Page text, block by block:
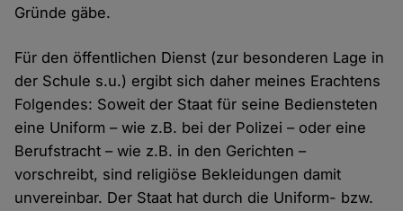
Gründe gäbe.
Für den öffentlichen Dienst (zur besonderen Lage in
der Schule s.u.) ergibt sich daher meines Erachtens
Folgendes: Soweit der Staat für seine Bediensteten
eine Uniform – wie z.B. bei der Polizei – oder eine
Berufstracht – wie z.B. in den Gerichten –
vorschreibt, sind religiöse Bekleidungen damit
unvereinbar. Der Staat hat durch die Uniform- bzw.